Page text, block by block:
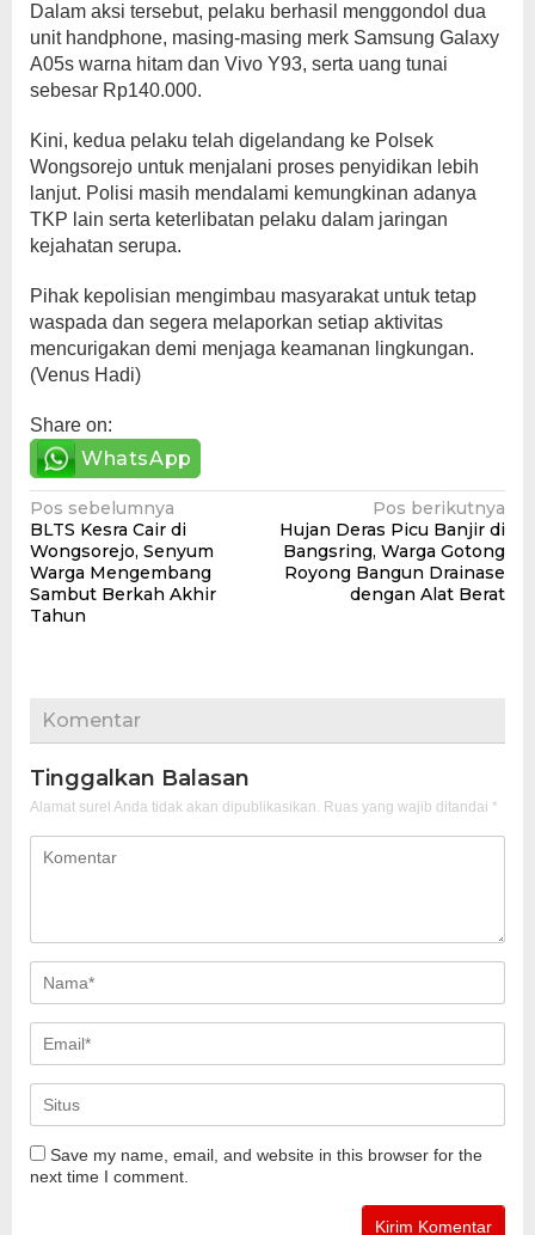
Dalam aksi tersebut, pelaku berhasil menggondol dua
unit handphone, masing-masing merk Samsung Galaxy
A05s warna hitam dan Vivo Y93, serta uang tunai
sebesar Rp140.000.
Kini, kedua pelaku telah digelandang ke Polsek
Wongsorejo untuk menjalani proses penyidikan lebih
lanjut. Polisi masih mendalami kemungkinan adanya
TKP lain serta keterlibatan pelaku dalam jaringan
kejahatan serupa.
Pihak kepolisian mengimbau masyarakat untuk tetap
waspada dan segera melaporkan setiap aktivitas
mencurigakan demi menjaga keamanan lingkungan.
(Venus Hadi)
Share on:
WhatsApp
Navigasi
pos
Pos sebelumnya
BLTS Kesra Cair di
Wongsorejo, Senyum
Warga Mengembang
Sambut Berkah Akhir
Tahun
Pos berikutnya
Hujan Deras Picu Banjir di
Bangsring, Warga Gotong
Royong Bangun Drainase
dengan Alat Berat
Komentar
Tinggalkan Balasan
Alamat surel Anda tidak akan dipublikasikan. Ruas yang wajib ditandai *
Save my name, email, and website in this browser for the
next time I comment.